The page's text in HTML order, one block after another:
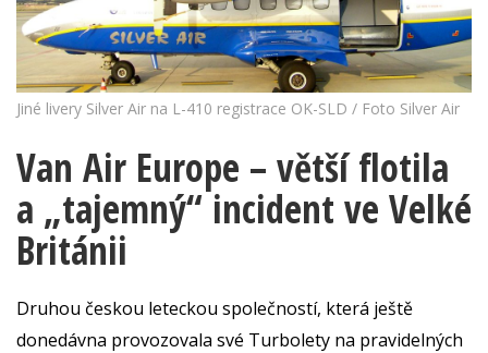
Jiné livery Silver Air na L-410 registrace OK-SLD / Foto Silver Air
Van Air Europe – větší flotila
a „tajemný“ incident ve Velké
Británii
Druhou českou leteckou společností, která ještě
donedávna provozovala své Turbolety na pravidelných